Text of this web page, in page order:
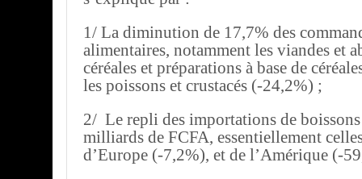
1/ La diminution de 17,7% des
alimentaires, notamment les viandes et
céréales et préparations à base de
les poissons et crustacés (-24,2%) ;
2/ Le repli des importations de
milliards de FCFA, essentiellement
d’Europe (-7,2%), et de l’Amérique (-